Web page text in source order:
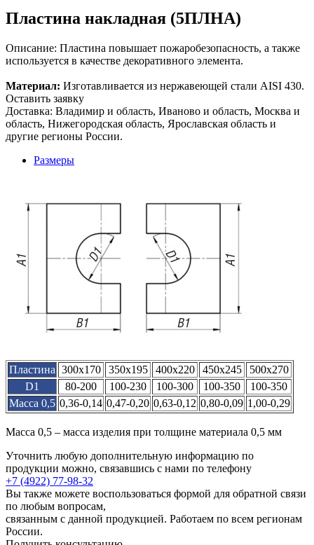
Пластина накладная (5ПЛНА)
Описание: Пластина повышает пожаробезопасность, а также
используется в качестве декоративного элемента.
Материал: Изготавливается из нержавеющей стали AISI 430.
Оставить заявку
Доставка: Владимир и область, Иваново и область, Москва и
область, Нижегородская область, Ярославская область и
другие регионы России.
Размеры
Пластина 300х170 350х195 400х220 450х245
500х270
D1
80-200 100-230 100-300 100-350
100-350
Масса 0,5 0,36-0,14 0,47-0,20 0,63-0,12 0,80-0,09 1,00-0,29
Масса 0,5 – масса изделия при толщине материала 0,5 мм
Уточнить любую дополнительную информацию по
продукции можно, связавшись с нами по телефону
+7 (4922) 77-98-32
Вы также можете воспользоваться формой для обратной связи
по любым вопросам,
связанным с данной продукцией. Работаем по всем регионам
России.